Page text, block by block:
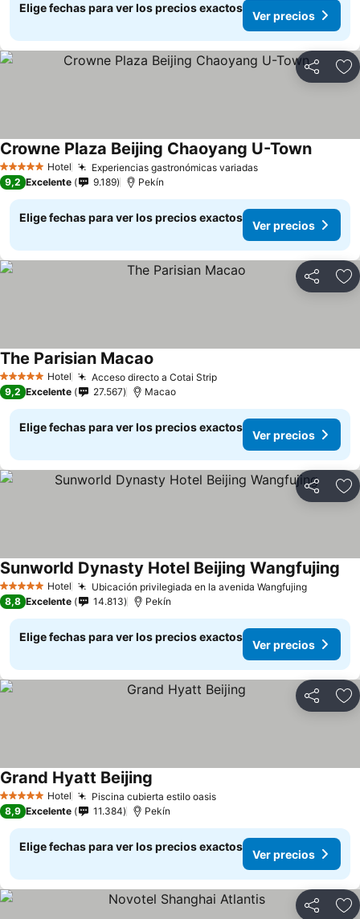
Elige fechas para ver los precios exactos
Ver precios
Compartir
5 Estrellas Hotel Experiencias gastronómicas variadas
Crowne Plaza Beijing Chaoyang U-Town
9,2 Excelente 9.189 Pekín
Elige fechas para ver los precios exactos
Ver precios
Compartir
5 Estrellas Hotel Acceso directo a Cotai Strip
The Parisian Macao
9,2 Excelente 27.567 Macao
Elige fechas para ver los precios exactos
Ver precios
Compartir
5 Estrellas Hotel Ubicación privilegiada en la avenida Wangfujing
Sunworld Dynasty Hotel Beijing Wangfujing
8,8 Excelente 14.813 Pekín
Elige fechas para ver los precios exactos
Ver precios
Compartir
5 Estrellas Hotel Piscina cubierta estilo oasis
Grand Hyatt Beijing
8,9 Excelente 11.384 Pekín
Elige fechas para ver los precios exactos
Ver precios
Compartir